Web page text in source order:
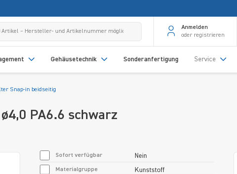
Anmelden
oder registrieren
Gehäusetechnik Sonderanfertigung Service
Snap-in beidseitig
PA6.6 schwarz
Sofort verfügbar Nein
Materialgruppe Kunststoff